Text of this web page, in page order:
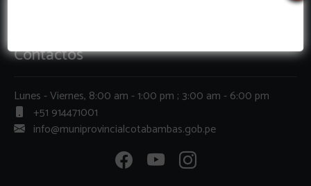
Contactos
Lunes - Viernes, 8:00 am - 1:00 pm ; 3:00 am - 6:00 pm
+51 914471001
info@muniprovincialcotabambas.gob.pe